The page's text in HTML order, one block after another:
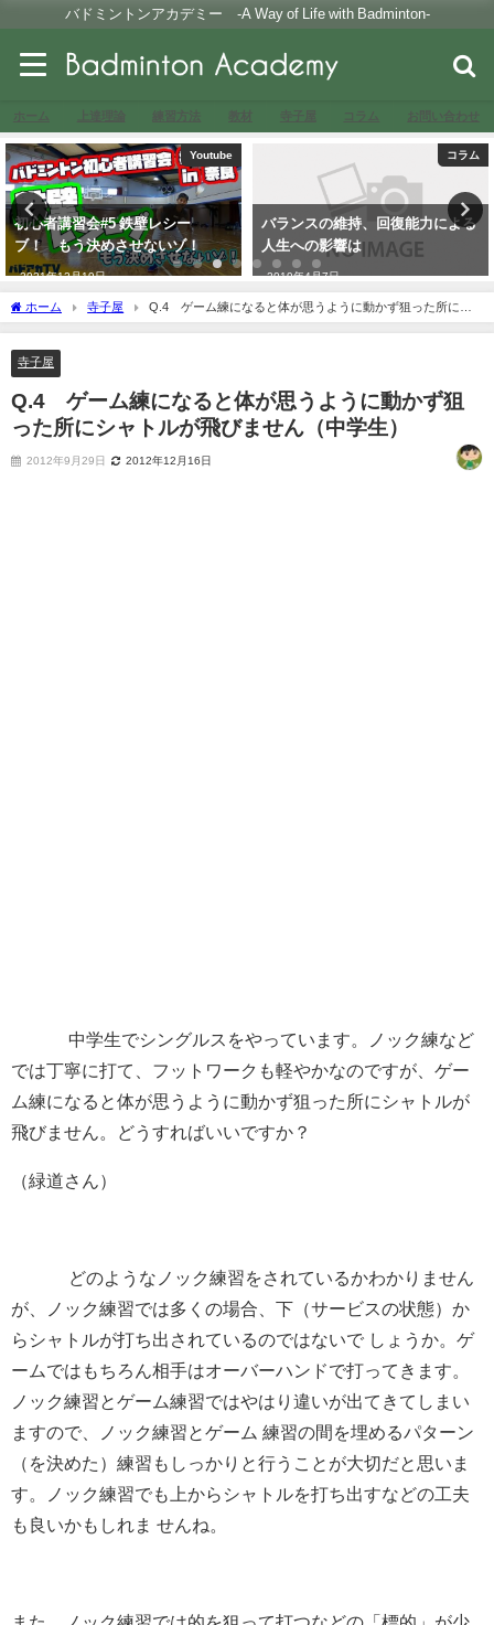
バドミントンアカデミー -A Way of Life with Badminton-
ホーム 上達理論 練習方法 教材 寺子屋 コラム お問い合わせ
Youtube
初心者講習会#5 鉄壁レシー
ブ！ もう決めさせないゾ！
2021年12月19日
コラム
バランスの維持、回復能力による
人生への影響は
2019年4月7日
ホーム 寺子屋
Q.4 ゲーム練になると体が思うように動かず狙った所にシ
ャトルが飛びません（中学生）
寺子屋
Q.4 ゲーム練になると体が思うように動かず狙
った所にシャトルが飛びません（中学生）
2012年9月29日 2012年12月16日
中学生でシングルスをやっています。ノック練など
では丁寧に打て、フットワークも軽やかなのですが、ゲー
ム練になると体が思うように動かず狙った所にシャトルが
飛びません。どうすればいいですか？
（緑道さん）
どのようなノック練習をされているかわかりません
が、ノック練習では多くの場合、下（サービスの状態）か
らシャトルが打ち出されているのではないで しょうか。ゲ
ームではもちろん相手はオーバーハンドで打ってきます。
ノック練習とゲーム練習ではやはり違いが出てきてしまい
ますので、ノック練習とゲーム 練習の間を埋めるパターン
（を決めた）練習もしっかりと行うことが大切だと思いま
す。ノック練習でも上からシャトルを打ち出すなどの工夫
も良いかもしれま せんね。